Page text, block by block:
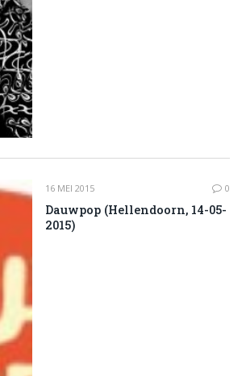
16 MEI 2015 0
Dauwpop (Hellendoorn, 14-05-
2015)